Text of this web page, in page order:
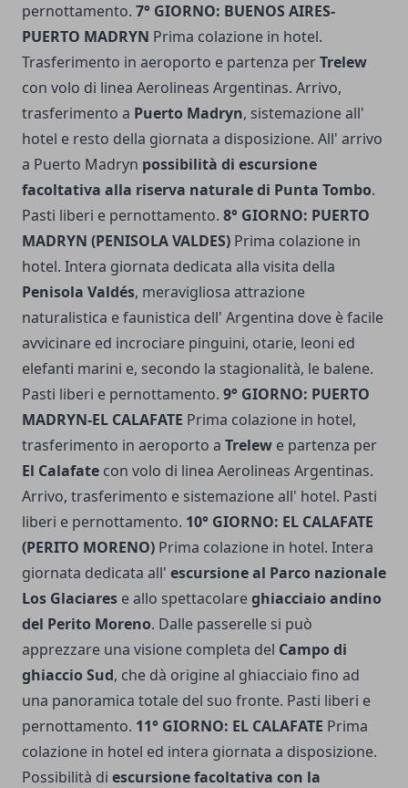
pernottamento. 7° GIORNO: BUENOS AIRES-
PUERTO MADRYN Prima colazione in hotel.
Trasferimento in aeroporto e partenza perTrelew
con volo di linea Aerolineas Argentinas. Arrivo,
trasferimento a Puerto Madryn, sistemazione all'
hotel e resto della giornata a disposizione. All' arrivo
a Puerto Madryn possibilità di escursione
facoltativa alla riserva naturale di Punta Tombo.
Pasti liberi e pernottamento. 8° GIORNO: PUERTO
MADRYN (PENISOLA VALDES) Prima colazione in
hotel. Intera giornata dedicata alla visita della
Penisola Valdés, meravigliosa attrazione
naturalistica e faunistica dell' Argentina dove è facile
avvicinare ed incrociare pinguini, otarie, leoni ed
elefanti marini e, secondo la stagionalità, le balene.
Pasti liberi e pernottamento. 9° GIORNO: PUERTO
MADRYN-EL CALAFATE Prima colazione in hotel,
trasferimento in aeroporto a Trelew e partenza per
El Calafate con volo di linea Aerolineas Argentinas.
Arrivo, trasferimento e sistemazione all' hotel. Pasti
liberi e pernottamento. 10° GIORNO: EL CALAFATE
(PERITO MORENO) Prima colazione in hotel. Intera
giornata dedicata all' escursione al Parco nazionale
Los Glaciares e allo spettacolareghiacciaio andino
del Perito Moreno. Dalle passerelle si può
apprezzare una visione completa del Campo di
ghiaccio Sud, che dà origine al ghiacciaio fino ad
una panoramica totale del suo fronte. Pasti liberi e
pernottamento. 11° GIORNO: EL CALAFATE Prima
colazione in hotel ed intera giornata a disposizione.
Possibilità di escursione facoltativa con la